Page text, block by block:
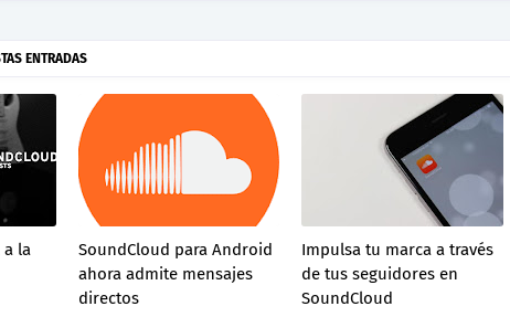
ENTRADAS
a la
SoundCloud para Android
ahora admite mensajes
directos
Impulsa tu marca a través
de tus seguidores en
SoundCloud